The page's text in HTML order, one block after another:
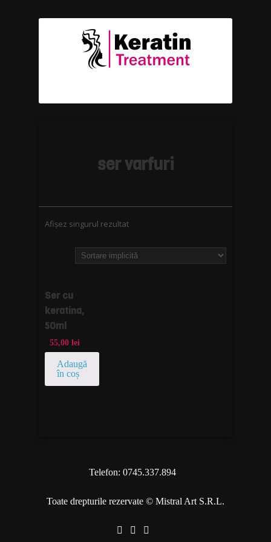
ser varfuri
Afișez singurul rezultat
Ser cu
keratina,
50ml
55,00lei
Adaugă
în coș
Telefon: 0745.337.894
Toate drepturile rezervate © Mistral Art S.R.L.